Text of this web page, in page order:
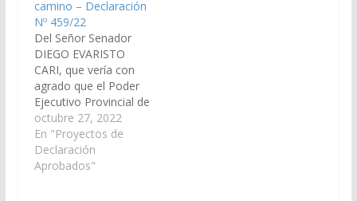
de Guachipas…
camino – Declaración
Nº 459/22
Del Señor Senador
DIEGO EVARISTO
CARI, que vería con
agrado que el Poder
Ejecutivo Provincial de
la Provincia, incorpore
al Presupuesto General
de la Provincia,
Ejercicio 2023, las
octubre 27, 2022
En "Proyectos de
Declaración
Aprobados"